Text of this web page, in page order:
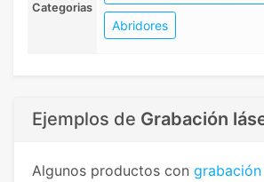
Categorias
Abridores
Ejemplos de Grabación
Algunos productos con